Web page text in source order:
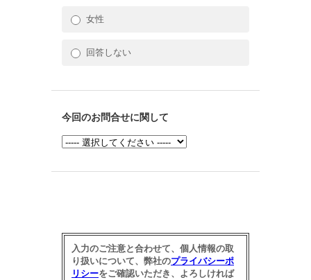
女性
回答しない
今回のお問合せに関して
入力のご注意と合わせて、個人情報の取
り扱いについて、弊社のプライバシーポ
リシーをご確認いただき、よろしければ